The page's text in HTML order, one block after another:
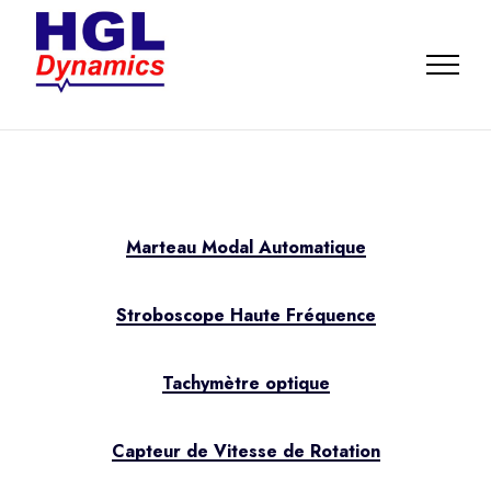
Marteau Modal Automatique
Stroboscope Haute Fréquence
Tachymètre optique
Capteur de Vitesse de Rotation